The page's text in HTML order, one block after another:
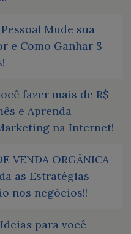
Mude sua
e Como Ganhar $
fazer mais de R$
e Aprenda
na Internet!
VENDA ORGÂNICA
as Estratégias
nos negócios!!
para você